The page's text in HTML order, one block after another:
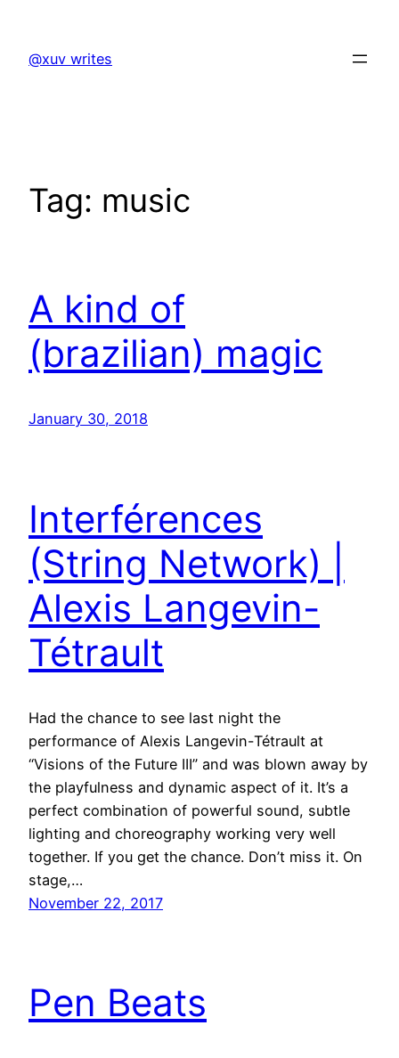
content
@xuv writes
Tag: music
A kind of
(brazilian) magic
January 30, 2018
Interférences
(String Network) |
Alexis Langevin-
Tétrault
Had the chance to see last night the
performance of Alexis Langevin-Tétrault at
“Visions of the Future III” and was blown away by
the playfulness and dynamic aspect of it. It’s a
perfect combination of powerful sound, subtle
lighting and choreography working very well
together. If you get the chance. Don’t miss it. On
stage,…
November 22, 2017
Pen Beats